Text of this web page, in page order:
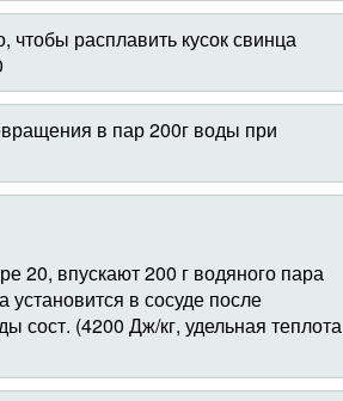
чтобы расплавить кусок свинца
в пар 200г воды при
20, впускают 200 г водяного пара
в сосуде после
сост. (4200 Дж/кг, удельная теплота